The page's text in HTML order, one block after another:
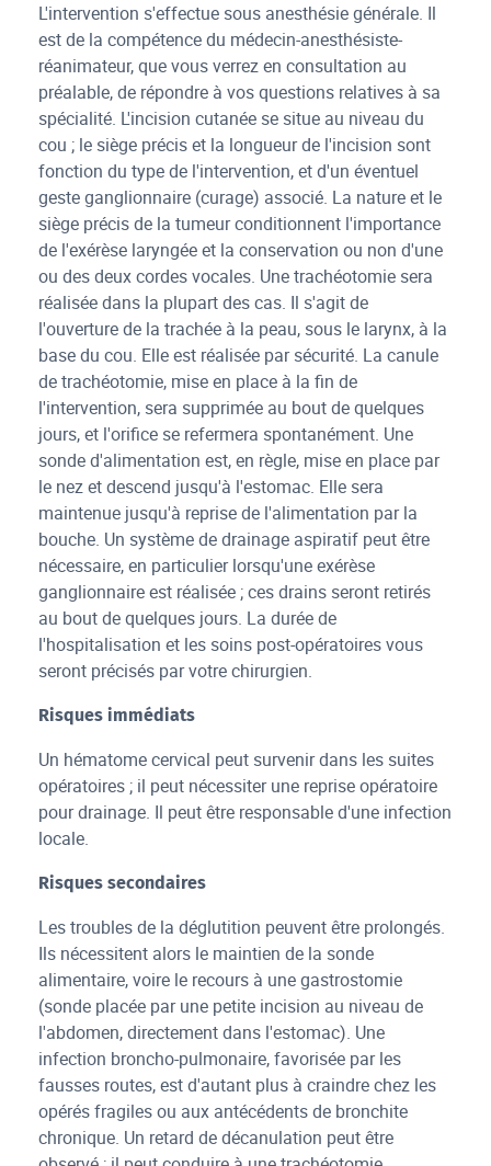
L'intervention s'effectue sous anesthésie générale. Il
est de la compétence du médecin-anesthésiste-
réanimateur, que vous verrez en consultation au
préalable, de répondre à vos questions relatives à sa
spécialité. L'incision cutanée se situe au niveau du
cou ; le siège précis et la longueur de l'incision sont
fonction du type de l'intervention, et d'un éventuel
geste ganglionnaire (curage) associé. La nature et le
siège précis de la tumeur conditionnent l'importance
de l'exérèse laryngée et la conservation ou non d'une
ou des deux cordes vocales. Une trachéotomie sera
réalisée dans la plupart des cas. Il s'agit de
l'ouverture de la trachée à la peau, sous le larynx, à la
base du cou. Elle est réalisée par sécurité. La canule
de trachéotomie, mise en place à la fin de
l'intervention, sera supprimée au bout de quelques
jours, et l'orifice se refermera spontanément. Une
sonde d'alimentation est, en règle, mise en place par
le nez et descend jusqu'à l'estomac. Elle sera
maintenue jusqu'à reprise de l'alimentation par la
bouche. Un système de drainage aspiratif peut être
nécessaire, en particulier lorsqu'une exérèse
ganglionnaire est réalisée ; ces drains seront retirés
au bout de quelques jours. La durée de
l'hospitalisation et les soins post-opératoires vous
seront précisés par votre chirurgien.
Risques immédiats
Un hématome cervical peut survenir dans les suites
opératoires ; il peut nécessiter une reprise opératoire
pour drainage. Il peut être responsable d'une infection
locale.
Risques secondaires
Les troubles de la déglutition peuvent être prolongés.
Ils nécessitent alors le maintien de la sonde
alimentaire, voire le recours à une gastrostomie
(sonde placée par une petite incision au niveau de
l'abdomen, directement dans l'estomac). Une
infection broncho-pulmonaire, favorisée par les
fausses routes, est d'autant plus à craindre chez les
opérés fragiles ou aux antécédents de bronchite
chronique. Un retard de décanulation peut être